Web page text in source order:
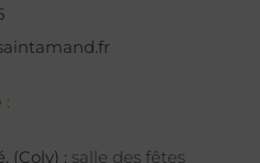
:
(Coly) : salle des fêtes